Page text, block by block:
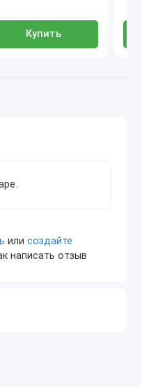
подключается к
установку
Купить
или создайте
написать отзыв